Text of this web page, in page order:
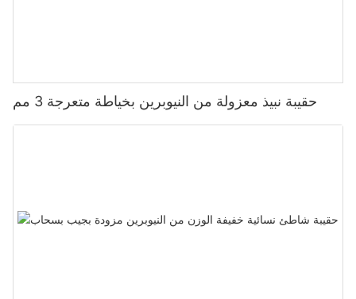
حقيبة نبيذ معزولة من النيوبرين بخياطة متعرجة 3 مم